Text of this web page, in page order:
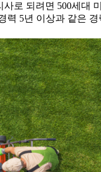
로 되려면 500세대
력 5년 이상과 같은